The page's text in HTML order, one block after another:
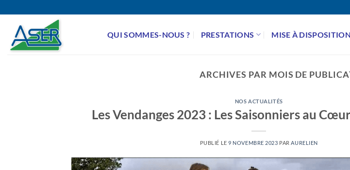
au
contenu
QUI SOMMES-NOUS ? PRESTATIONS MISE À DISPOSITION
ARCHIVES PAR MOIS DE
NOS ACTUALITÉS
Les Vendanges 2023 : Les Saisonniers au
PUBLIÉ LE9 NOVEMBRE 2023 PARAURELIEN